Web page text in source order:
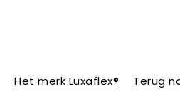
Het merk Luxaflex® Terug